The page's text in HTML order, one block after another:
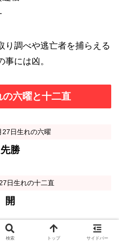
り調べや逃亡者を捕らえる
には凶。
六曜と十二直
27日生れの六曜
先勝
日生れの十二直
開
検索 トップ サイドバー